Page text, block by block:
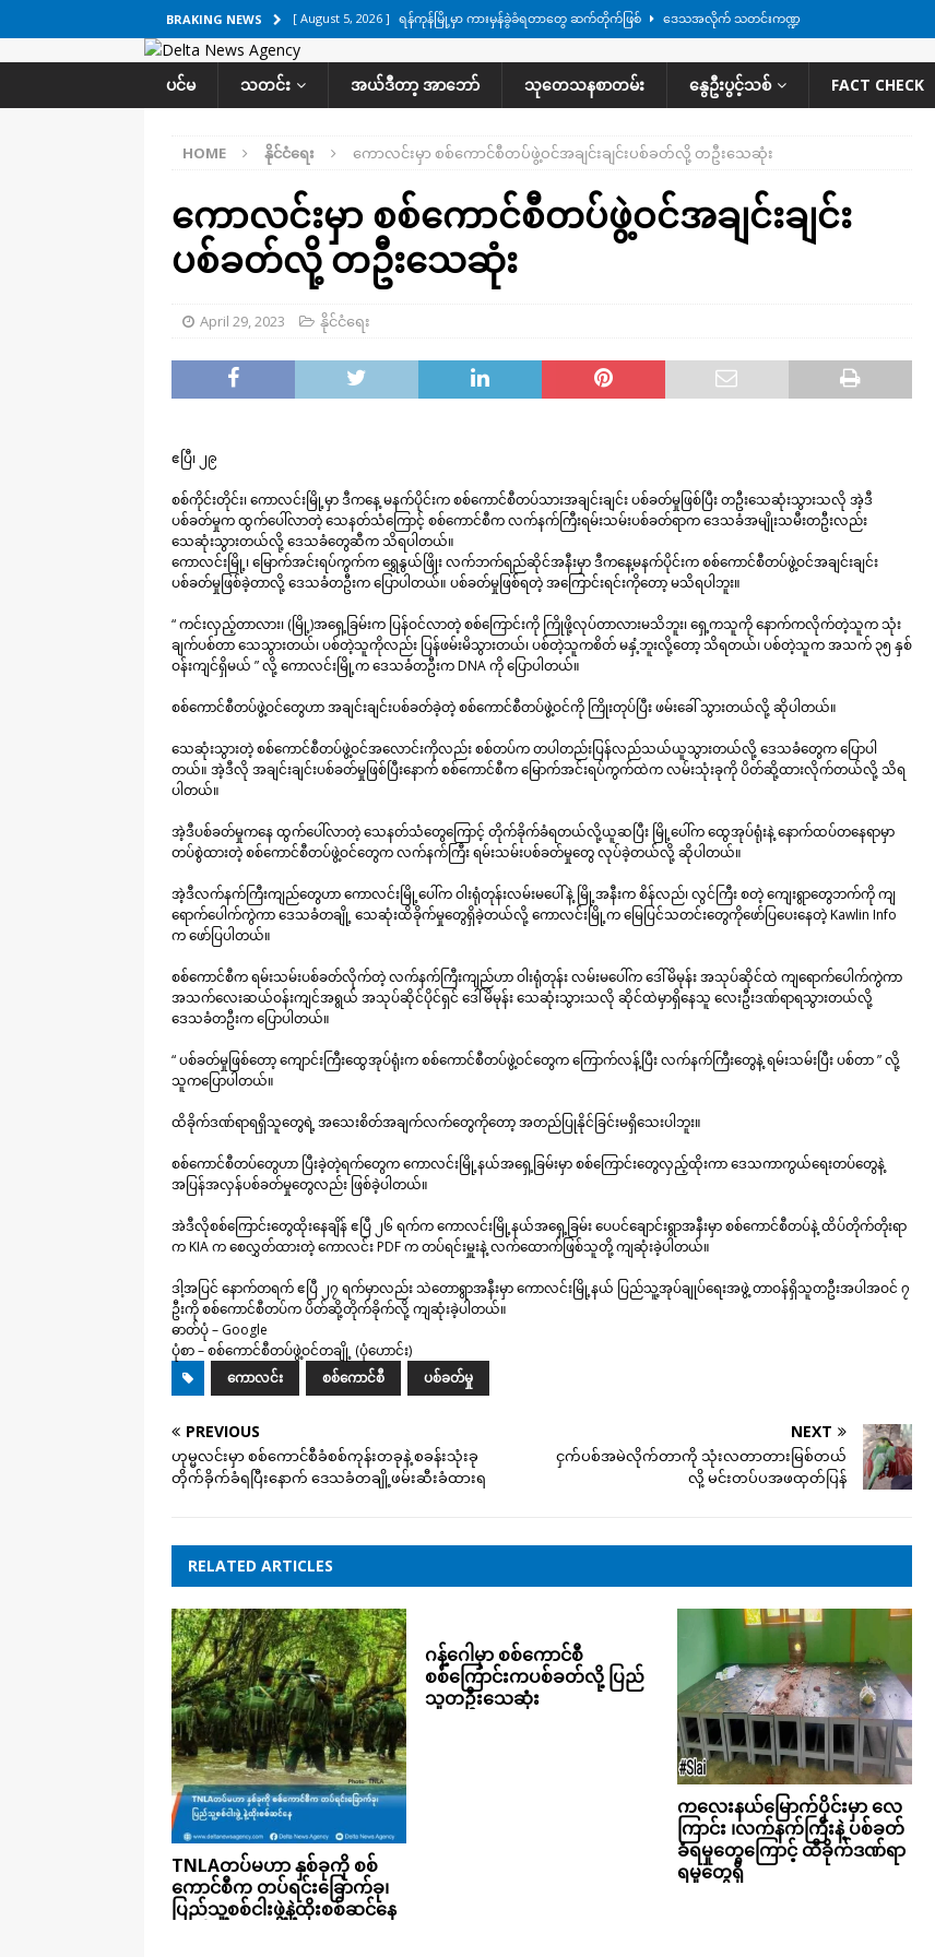
BRAKING NEWS [ August 5, 2026 ] ရန်ကုန်မြို့မှာ ကားမှန်ခွဲခံရတာတွေ ဆက်တိုက်ဖြစ် ဒေသအလိုက် သတင်းကဏ္ဍ
[ August 5, 2026 ]
[ August 5, 2026 ] ငဝန်တာကျိုးပြီး ရေကြီးနေချိန် စစ်တပ်က ဧရာဝတီတိုင်းအတွင်းမှာ နေ့စဉ် ထိုးစစ်ဆင်နေ ဒေသ
[ August 4, 2026 ] ရန်ကုန်-မန္တလေးအမြန်လမ်းမှာ ကားတစီး မီးလောင် ဒေသအလိုက် သတင်းကဏ္ဍ
[ August 6, 2026 ] ရေကြီးနေတဲ့ လေးမျက်နှာမှာ ဖုန်းလိုင်းတွေ ပြတ်တောက်နေ ဒေသအလိုက် သတင်းကဏ္ဍ
ပင်မ သတင်း အယ်ဒီတာ့ အာဘော် သုတေသနစာတမ်း နွေဦးပွင့်သစ် FACT CHECK
HOME နိုင်ငံရေး ကောလင်းမှာ စစ်ကောင်စီတပ်ဖွဲ့ဝင်အချင်းချင်းပစ်ခတ်လို့ တဦးသေဆုံး
ကောလင်းမှာ စစ်ကောင်စီတပ်ဖွဲ့ဝင်အချင်းချင်း
ပစ်ခတ်လို့ တဦးသေဆုံး
April 29, 2023 နိုင်ငံရေး
ဧပြီ၊ ၂၉
စစ်ကိုင်းတိုင်း၊ ကောလင်းမြို့မှာ ဒီကနေ့ မနက်ပိုင်းက စစ်ကောင်စီတပ်သားအချင်းချင်း ပစ်ခတ်မှုဖြစ်ပြီး တဦးသေဆုံးသွားသလို အဲ့ဒီ
ပစ်ခတ်မှုက ထွက်ပေါ်လာတဲ့ သေနတ်သံကြောင့် စစ်ကောင်စီက လက်နက်ကြီးရမ်းသမ်းပစ်ခတ်ရာက ဒေသခံအမျိုးသမီးတဦးလည်း
သေဆုံးသွားတယ်လို့ ဒေသခံတွေဆီက သိရပါတယ်။
ကောလင်းမြို့၊ မြောက်အင်းရပ်ကွက်က ရွှေနွယ်ဖြိုး လက်ဘက်ရည်ဆိုင်အနီးမှာ ဒီကနေ့မနက်ပိုင်းက စစ်ကောင်စီတပ်ဖွဲ့ဝင်အချင်းချင်း
ပစ်ခတ်မှုဖြစ်ခဲ့တာလို့ ဒေသခံတဦးက ပြောပါတယ်။ ပစ်ခတ်မှုဖြစ်ရတဲ့ အကြောင်းရင်းကိုတော့ မသိရပါဘူး။
“ ကင်းလှည့်တာလား၊ (မြို့)အရှေ့ခြမ်းက ပြန်ဝင်လာတဲ့ စစ်ကြောင်းကို ကြိုဖို့လုပ်တာလားမသိဘူး၊ ရှေ့ကသူကို နောက်ကလိုက်တဲ့သူက သုံး
ချက်ပစ်တာ သေသွားတယ်၊ ပစ်တဲ့သူကိုလည်း ပြန်ဖမ်းမိသွားတယ်၊ ပစ်တဲ့သူကစိတ် မနှံ့ဘူးလို့တော့ သိရတယ်၊ ပစ်တဲ့သူက အသက် ၃၅ နှစ်
ဝန်းကျင်ရှိမယ် ” လို့ ကောလင်းမြို့က ဒေသခံတဦးက DNA ကို ပြောပါတယ်။
စစ်ကောင်စီတပ်ဖွဲ့ဝင်တွေဟာ အချင်းချင်းပစ်ခတ်ခဲ့တဲ့ စစ်ကောင်စီတပ်ဖွဲ့ဝင်ကို ကြိုးတုပ်ပြီး ဖမ်းခေါ် သွားတယ်လို့ ဆိုပါတယ်။
သေဆုံးသွားတဲ့ စစ်ကောင်စီတပ်ဖွဲ့ဝင်အလောင်းကိုလည်း စစ်တပ်က တပါတည်းပြန်လည်သယ်ယူသွားတယ်လို့ ဒေသခံတွေက ပြောပါ
တယ်။ အဲ့ဒီလို အချင်းချင်းပစ်ခတ်မှုဖြစ်ပြီးနောက် စစ်ကောင်စီက မြောက်အင်းရပ်ကွက်ထဲက လမ်းသုံးခုကို ပိတ်ဆို့ထားလိုက်တယ်လို့ သိရ
ပါတယ်။
အဲ့ဒီပစ်ခတ်မှုကနေ ထွက်ပေါ်လာတဲ့ သေနတ်သံတွေကြောင့် တိုက်ခိုက်ခံရတယ်လို့ယူဆပြီး မြို့ပေါ်က ထွေအုပ်ရုံးနဲ့ နောက်ထပ်တနေရာမှာ
တပ်စွဲထားတဲ့ စစ်ကောင်စီတပ်ဖွဲ့ဝင်တွေက လက်နက်ကြီး ရမ်းသမ်းပစ်ခတ်မှုတွေ လုပ်ခဲ့တယ်လို့ ဆိုပါတယ်။
အဲ့ဒီလက်နက်ကြီးကျည်တွေဟာ ကောလင်းမြို့ပေါ်က ဝါးရုံတုန်းလမ်းမပေါ်နဲ့ မြို့အနီးက စိန်လည်၊ လွင်ကြီး စတဲ့ ကျေးရွာတွေဘက်ကို ကျ
ရောက်ပေါက်ကွဲကာ ဒေသခံတချို့ သေဆုံးထိခိုက်မှုတွေရှိခဲ့တယ်လို့ ကောလင်းမြို့က မြေပြင်သတင်းတွေကိုဖော်ပြပေးနေတဲ့ Kawlin Info
က ဖော်ပြပါတယ်။
စစ်ကောင်စီက ရမ်းသမ်းပစ်ခတ်လိုက်တဲ့ လက်နက်ကြီးကျည်ဟာ ဝါးရုံတုန်း လမ်းမပေါ်က ဒေါ်မိမုန်း အသုပ်ဆိုင်ထဲ ကျရောက်ပေါက်ကွဲကာ
အသက်လေးဆယ်ဝန်းကျင်အရွယ် အသုပ်ဆိုင်ပိုင်ရှင် ဒေါ်မိမုန်း သေဆုံးသွားသလို ဆိုင်ထဲမှာရှိနေသူ လေးဦးဒဏ်ရာရသွားတယ်လို့
ဒေသခံတဦးက ပြောပါတယ်။
“ ပစ်ခတ်မှုဖြစ်တော့ ကျောင်းကြီးထွေအုပ်ရုံးက စစ်ကောင်စီတပ်ဖွဲ့ဝင်တွေက ကြောက်လန့်ပြီး လက်နက်ကြီးတွေနဲ့ ရမ်းသမ်းပြီး ပစ်တာ ” လို့
သူကပြောပါတယ်။
ထိခိုက်ဒဏ်ရာရရှိသူတွေရဲ့ အသေးစိတ်အချက်လက်တွေကိုတော့ အတည်ပြုနိုင်ခြင်းမရှိသေးပါဘူး။
စစ်ကောင်စီတပ်တွေဟာ ပြီးခဲ့တဲ့ရက်တွေက ကောလင်းမြို့နယ်အရှေ့ခြမ်းမှာ စစ်ကြောင်းတွေလှည့်ထိုးကာ ဒေသကာကွယ်ရေးတပ်တွေနဲ့
အပြန်အလှန်ပစ်ခတ်မှုတွေလည်း ဖြစ်ခဲ့ပါတယ်။
အဲဒီလိုစစ်ကြောင်းတွေထိုးနေချိန် ဧပြီ ၂၆ ရက်က ကောလင်းမြို့နယ်အရှေ့ခြမ်း ပေပင်ချောင်းရွာအနီးမှာ စစ်ကောင်စီတပ်နဲ့ ထိပ်တိုက်တိုးရာ
က KIA က စေလွှတ်ထားတဲ့ ကောလင်း PDF က တပ်ရင်းမှူးနဲ့ လက်ထောက်ဖြစ်သူတို့ ကျဆုံးခဲ့ပါတယ်။
ဒါ့အပြင် နောက်တရက် ဧပြီ ၂၇ ရက်မှာလည်း သဲတောရွာအနီးမှာ ကောလင်းမြို့နယ် ပြည်သူ့အုပ်ချုပ်ရေးအဖွဲ့ တာဝန်ရှိသူတဦးအပါအဝင် ၇
ဦးကို စစ်ကောင်စီတပ်က ပိတ်ဆို့တိုက်ခိုက်လို့ ကျဆုံးခဲ့ပါတယ်။
ဓာတ်ပုံ – Google
ပုံစာ – စစ်ကောင်စီတပ်ဖွဲ့ဝင်တချို့ (ပုံဟောင်း)
ကောလင်း
စစ်ကောင်စီ ပစ်ခတ်မှု
PREVIOUS
ဟုမ္မလင်းမှာ စစ်ကောင်စီခံစစ်ကုန်းတခုနဲ့ စခန်းသုံးခု
တိုက်ခိုက်ခံရပြီးနောက် ဒေသခံတချို့ဖမ်းဆီးခံထားရ
NEXT
ငှက်ပစ်အမဲလိုက်တာကို သုံးလတာတားမြစ်တယ်
လို့ မင်းတပ်ပအဖထုတ်ပြန်
RELATED ARTICLES
TNLAတပ်မဟာ နှစ်ခုကို စစ်
ကောင်စီက တပ်ရင်းခြောက်ခု၊
ပြည်သူ့စစ်ငါးဖွဲ့နဲ့ထိုးစစ်ဆင်နေ
ဂန့်ဂေါမှာ စစ်ကောင်စီ
စစ်ကြောင်းကပစ်ခတ်လို့ ပြည်
သူတဦးသေဆုံး
ကလေးနယ်မြောက်ပိုင်းမှာ လေ
ကြာင်း ၊လက်နက်ကြီးနဲ့ ပစ်ခတ်
ခံရမှုတွေကြောင့် ထိခိုက်ဒဏ်ရာ
ရမှုတွေရှိ